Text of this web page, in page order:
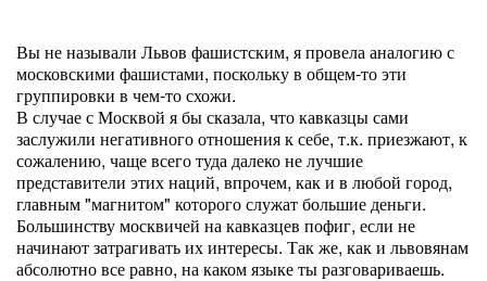
Вы не называли Львов фашистским, я провела аналогию с
московскими фашистами, поскольку в общем-то эти
группировки в чем-то схожи.
В случае с Москвой я бы сказала, что кавказцы сами
заслужили негативного отношения к себе, т.к. приезжают, к
сожалению, чаще всего туда далеко не лучшие
представители этих наций, впрочем, как и в любой город,
главным "магнитом" которого служат большие деньги.
Большинству москвичей на кавказцев пофиг, если не
начинают затрагивать их интересы. Так же, как и львовянам
абсолютно все равно, на каком языке ты разговариваешь.